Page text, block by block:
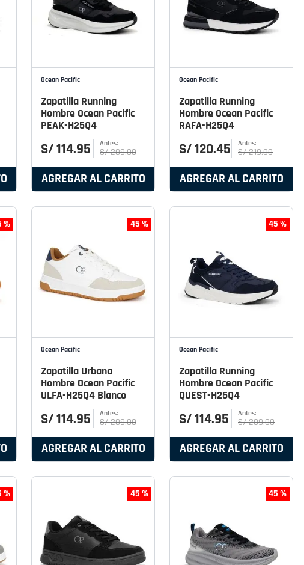
Ocean Pacific
Zapatilla Running
Hombre Ocean Pacific
PEAK-H25Q4
S/114.95 S/209.00
AGREGAR AL CARRITO
Ocean Pacific
Zapatilla Running
Hombre Ocean Pacific
RAFA-H25Q4
S/120.45 S/219.00
AGREGAR AL CARRITO
% 45 %
Ocean Pacific
Zapatilla Urbana
Hombre Ocean Pacific
ULFA-H25Q4 Blanco
S/114.95 S/209.00
AGREGAR AL CARRITO
45 %
Ocean Pacific
Zapatilla Running
Hombre Ocean Pacific
QUEST-H25Q4
S/114.95 S/209.00
AGREGAR AL CARRITO
% 45 % 45 %